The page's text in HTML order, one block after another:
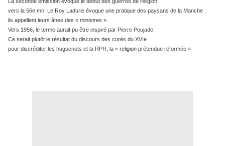
vers la 56e mn, Le Roy Ladurie évoque une pratique des paysans de la Manche :
ils appellent leurs ânes des « ministres ».
Vers 1956, le terme aurait pu être inspiré par Pierre Poujade.
Ce serait plutôt le résultat du discours des curés du XVIe
pour discréditer les huguenots et la RPR, la « religion prétendue réformée »